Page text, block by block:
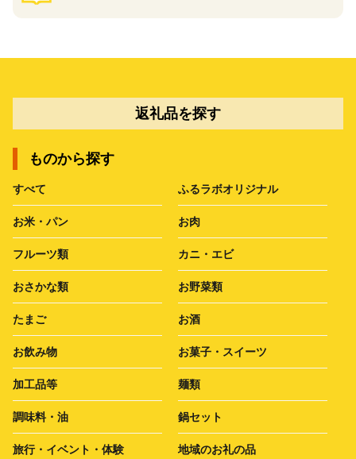
返礼品を探す
ものから探す
すべて ふるラボオリジナル
お米・パン お肉
フルーツ類 カニ・エビ
おさかな類 お野菜類
たまご お酒
お飲み物 お菓子・スイーツ
加工品等 麺類
調味料・油 鍋セット
旅行・イベント・体験 地域のお礼の品